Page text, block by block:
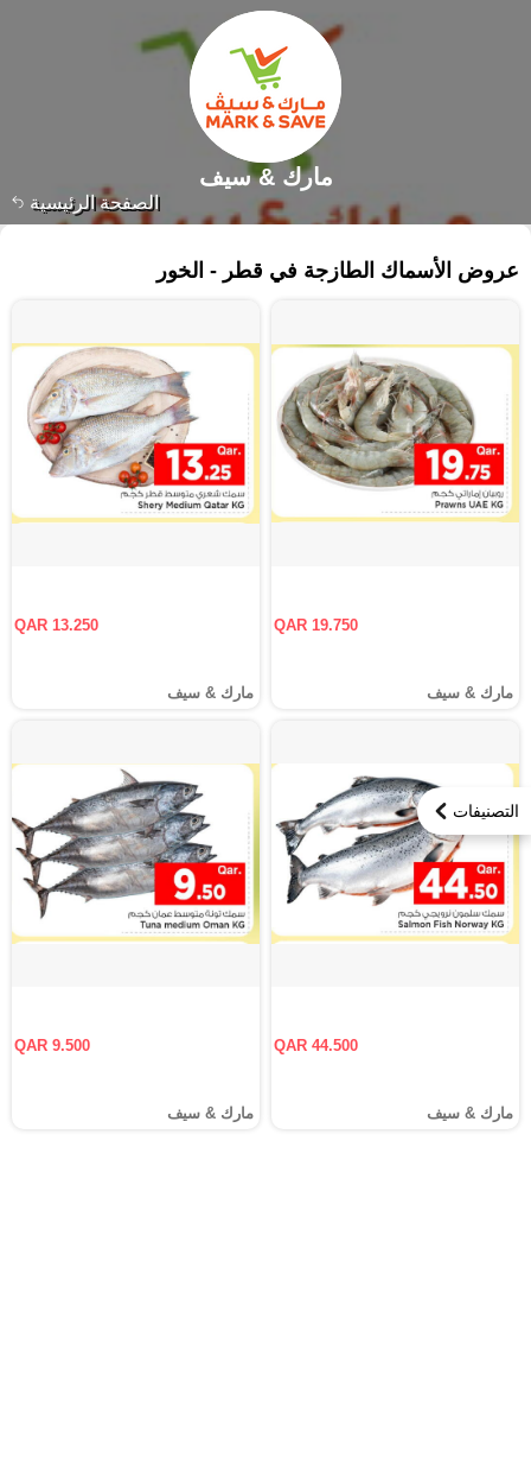
الصفحة الرئيسية
مارك & سيف
التصنيفات
عروض الأسماك الطازجة في قطر - الخور
QAR 19.750
مارك & سيف
QAR 13.250
مارك & سيف
QAR 44.500
مارك & سيف
QAR 9.500
مارك & سيف